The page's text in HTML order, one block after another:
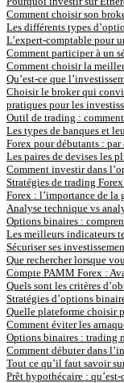
Comment choisir son
Les différents types
L’expert-comptable pour
Comment participer à un
Comment choisir la
Qu’est-ce que
Choisir le broker qui
pratiques pour les
Outil de trading :
Les types de banques et
Forex pour débutants : par
Les paires de devises les
Comment investir dans
Stratégies de trading
Forex : l’importance de la
Analyse technique vs
Options binaires :
Les meilleurs indicateurs
Sécuriser ses
Que rechercher lorsque
Compte PAMM Forex :
Quels sont les critères
Stratégies d’options
Quelle plateforme choisir
Comment éviter les
Options binaires : trading
Comment débuter dans
Tout ce qu’il faut savoir
Prêt hypothécaire : qu’est-